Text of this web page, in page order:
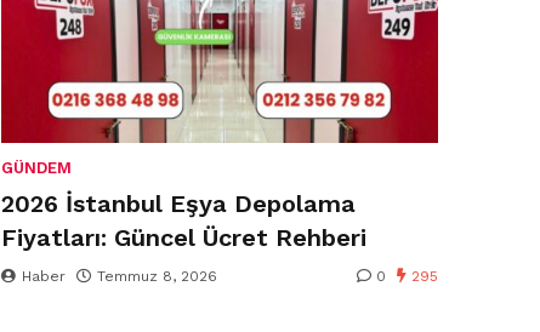
GÜNDEM
2026 İstanbul Eşya Depolama
Fiyatları: Güncel Ücret Rehberi
Haber Temmuz 8, 2026 0 295